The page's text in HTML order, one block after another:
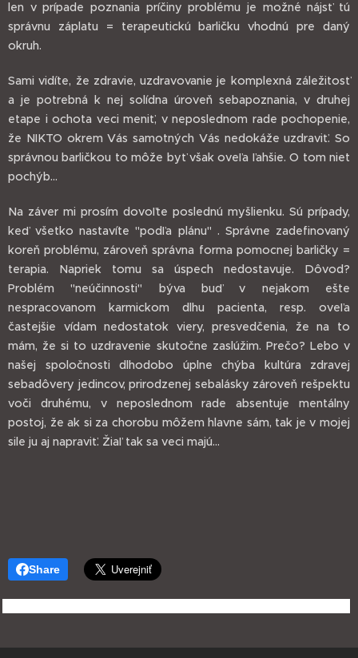
len v prípade poznania príčiny problému je možné nájsť tú
správnu záplatu = terapeutickú barličku vhodnú pre daný
okruh.
Sami vidíte, že zdravie, uzdravovanie je komplexná záležitosť
a je potrebná k nej solídna úroveň sebapoznania, v druhej
etape i ochota veci meniť, v neposlednom rade pochopenie,
že NIKTO okrem Vás samotných Vás nedokáže uzdraviť. So
správnou barličkou to môže byť však oveľa ľahšie. O tom niet
pochýb...
Na záver mi prosím dovoľte poslednú myšlienku. Sú prípady,
keď všetko nastavíte "podľa plánu" . Správne zadefinovaný
koreň problému, zároveň správna forma pomocnej barličky =
terapia. Napriek tomu sa úspech nedostavuje. Dôvod?
Problém "neúčinnosti" býva buď v nejakom ešte
nespracovanom karmickom dlhu pacienta, resp. oveľa
častejšie vídam nedostatok viery, presvedčenia, že na to
mám, že si to uzdravenie skutočne zaslúžim. Prečo? Lebo v
našej spoločnosti dlhodobo úplne chýba kultúra zdravej
sebadôvery jedincov, prirodzenej sebalásky zároveň rešpektu
voči druhému, v neposlednom rade absentuje mentálny
postoj, že ak si za chorobu môžem hlavne sám, tak je v mojej
sile ju aj napraviť. Žiaľ tak sa veci majú...
Share